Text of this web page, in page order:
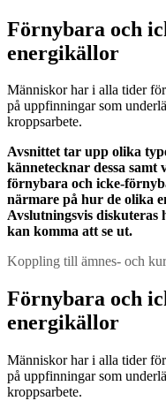
Förnybara och
energikällor
Människor har i alla tider
på uppfinningar som
kroppsarbete.
Avsnittet tar upp olika
kännetecknar dessa
förnybara och icke-
närmare på hur de olika
Avslutningsvis diskuteras
kan komma att se ut.
Koppling till ämnes- och
Förnybara och
energikällor
Människor har i alla tider
på uppfinningar som
kroppsarbete.